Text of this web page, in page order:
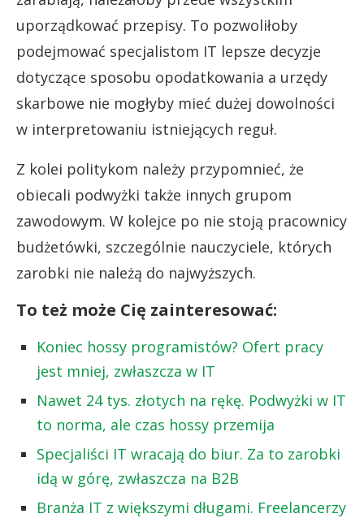
uporządkować przepisy. To pozwoliłoby
podejmować specjalistom IT lepsze decyzje
dotyczące sposobu opodatkowania a urzędy
skarbowe nie mogłyby mieć dużej dowolności
w interpretowaniu istniejących reguł.
Z kolei politykom należy przypomnieć, że
obiecali podwyżki także innych grupom
zawodowym. W kolejce po nie stoją pracownicy
budżetówki, szczególnie nauczyciele, których
zarobki nie należą do najwyższych.
To też może Cię zainteresować:
Koniec hossy programistów? Ofert pracy
jest mniej, zwłaszcza w IT
Nawet 24 tys. złotych na rękę. Podwyżki w IT
to norma, ale czas hossy przemija
Specjaliści IT wracają do biur. Za to zarobki
idą w górę, zwłaszcza na B2B
Branża IT z większymi długami. Freelancerzy